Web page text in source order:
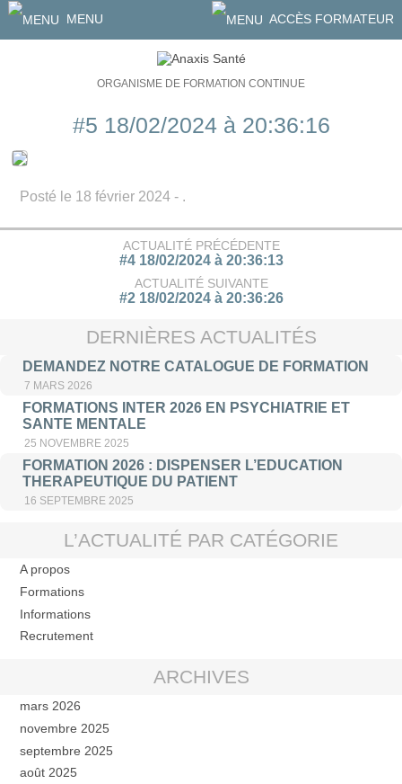
MENU ACCÈS FORMATEUR
ORGANISME DE FORMATION CONTINUE
#5 18/02/2024 à 20:36:16
Posté le 18 février 2024 - .
ACTUALITÉ PRÉCÉDENTE
#4 18/02/2024 à 20:36:13
ACTUALITÉ SUIVANTE
#2 18/02/2024 à 20:36:26
DERNIÈRES ACTUALITÉS
DEMANDEZ NOTRE CATALOGUE DE FORMATION
7 MARS 2026
FORMATIONS INTER 2026 EN PSYCHIATRIE ET
SANTE MENTALE
25 NOVEMBRE 2025
FORMATION 2026 : DISPENSER L’EDUCATION
THERAPEUTIQUE DU PATIENT
16 SEPTEMBRE 2025
L’ACTUALITÉ PAR CATÉGORIE
A propos
Formations
Informations
Recrutement
ARCHIVES
mars 2026
novembre 2025
septembre 2025
août 2025